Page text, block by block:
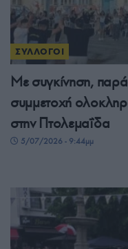
ΣΥΛΛΟΓΟΙ
Με συγκίνηση,
συμμετοχή
στην Πτολεμαΐδα
5/07/2026 - 9:44μμ